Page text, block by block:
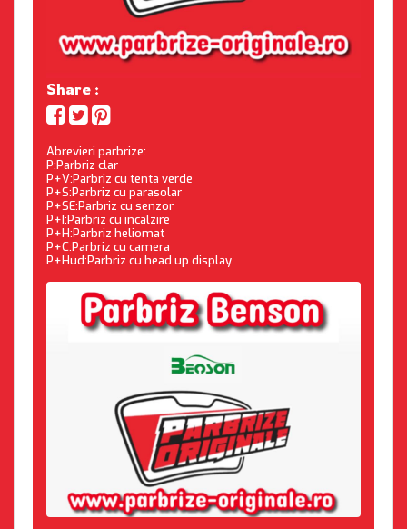
Share :
Abrevieri parbrize:
P:Parbriz clar
P+V:Parbriz cu tenta verde
P+S:Parbriz cu parasolar
P+SE:Parbriz cu senzor
P+I:Parbriz cu incalzire
P+H:Parbriz heliomat
P+C:Parbriz cu camera
P+Hud:Parbriz cu head up display